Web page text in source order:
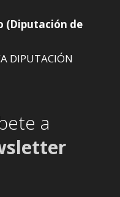
(Diputación de
DIPUTACIÓN
a